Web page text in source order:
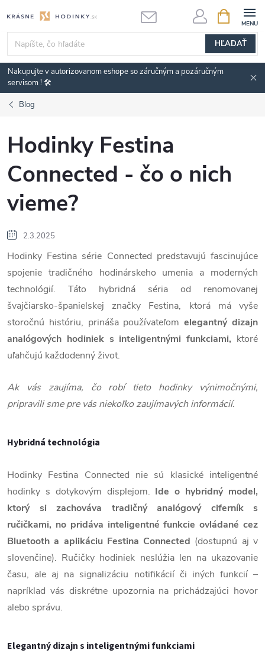
na
obsah
HĽADAŤ
KOŠÍK
Nakupujte v autorizovanom eshope so záručným a pozáručným
servisom ! 🛠️
Blog
Hodinky Festina
Connected - čo o nich
vieme?
2.3.2025
Hodinky Festina série Connected predstavujú fascinujúce
spojenie tradičného hodinárskeho umenia a moderných
technológií. Táto hybridná séria od renomovanej
švajčiarsko-španielskej značky Festina, ktorá má vyše
storočnú históriu, prináša používateľomelegantný dizajn
analógových hodiniek s inteligentnými funkciami, ktoré
uľahčujú každodenný život.
Ak vás zaujíma, čo robí tieto hodinky výnimočnými,
pripravili sme pre vás niekoľko zaujímavých informácií.
Hybridná technológia
Hodinky Festina Connected nie sú klasické inteligentné
hodinky s dotykovým displejom. Ide o hybridný model,
ktorý si zachováva tradičný analógový ciferník s
ručičkami, no pridáva inteligentné funkcie ovládané cez
Bluetooth a aplikáciu Festina Connected (dostupnú aj v
slovenčine). Ručičky hodiniek neslúžia len na ukazovanie
času, ale aj na signalizáciu notifikácií či iných funkcií –
napríklad vás diskrétne upozornia na prichádzajúci hovor
alebo správu.
Elegantný dizajn s inteligentnými funkciami